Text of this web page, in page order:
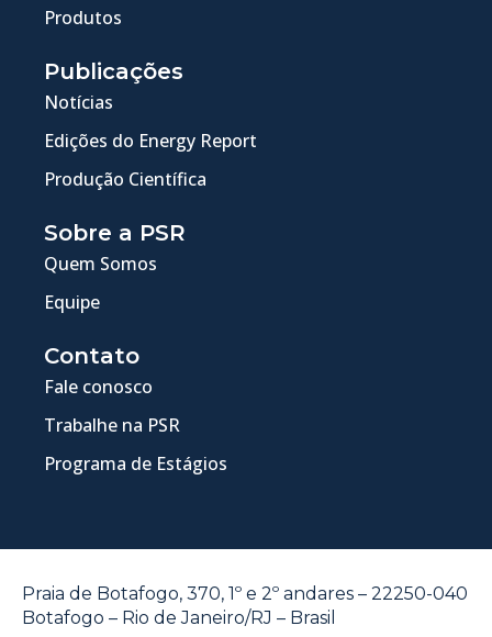
Produtos
Publicações
Notícias
Edições do Energy Report
Produção Científica
Sobre a PSR
Quem Somos
Equipe
Contato
Fale conosco
Trabalhe na PSR
Programa de Estágios
Praia de Botafogo, 370, 1º e 2º andares – 22250-040
Botafogo – Rio de Janeiro/RJ – Brasil